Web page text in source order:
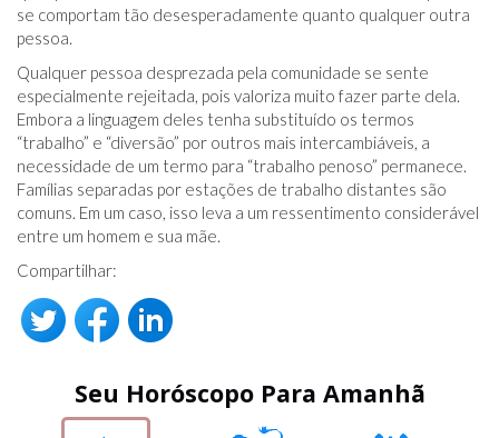
se comportam tão desesperadamente quanto qualquer outra
pessoa.
Qualquer pessoa desprezada pela comunidade se sente
especialmente rejeitada, pois valoriza muito fazer parte dela.
Embora a linguagem deles tenha substituído os termos
“trabalho” e “diversão” por outros mais intercambiáveis, a
necessidade de um termo para “trabalho penoso” permanece.
Famílias separadas por estações de trabalho distantes são
comuns. Em um caso, isso leva a um ressentimento considerável
entre um homem e sua mãe.
Compartilhar:
Seu Horóscopo Para Amanhã